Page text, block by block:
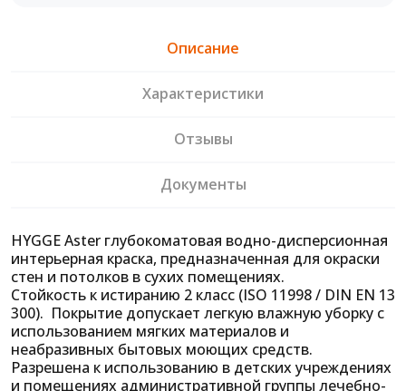
Описание
Характеристики
Отзывы
Документы
HYGGE Aster глубокоматовая водно-дисперсионная
интерьерная краска, предназначенная для окраски
стен и потолков в сухих помещениях.
Стойкость к истиранию 2 класс (ISO 11998 / DIN EN 13
300). Покрытие допускает легкую влажную уборку с
использованием мягких материалов и
неабразивных бытовых моющих средств.
Разрешена к использованию в детских учреждениях
и помещениях административной группы лечебно-